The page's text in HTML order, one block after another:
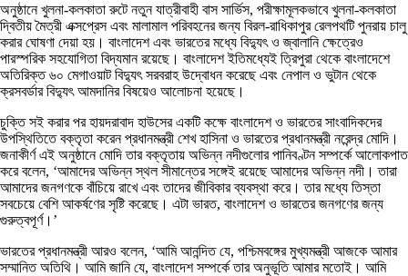
অনুষ্ঠানে খুলনা-কলকাতা রুটে নতুন যাত্রীবাহী বাস সার্ভিস, পরীক্ষামূলকভাবে খুলনা-কলকাতা
দ্বিতীয় মৈত্রী এক্সপ্রেস এবং মালামাল পরিবহনের জন্য বিরল-রাধিকাপুর রেলপথটি পুনরায় চালু
করার ঘোষণা দেয়া হয়। বাংলাদেশ এবং ভারতের মধ্যে বিদ্যুৎ ও জ্বালানি ক্ষেত্রেও
পারস্পরিক সহযোগিতা বিদ্যমান রয়েছে। বাংলাদেশ ইতিমধ্যেই ত্রিপুরা থেকে বাংলাদেশে
অতিরিক্ত ৬০ মেগাওয়াট বিদ্যুৎ সরবরাহ উদ্বোধন করেছে এবং নেপাল ও ভুটান থেকে
ক্রসবর্ডার বিদ্যুৎ আমদানির বিষয়েও আলোচনা হয়েছে।
চুক্তি সই করার পর হায়দরাবাদ হাউসের একটি কক্ষে বাংলাদেশ ও ভারতের সাংবাদিকদের
উপস্থিতিতে বক্তৃতা করেন প্রধানমন্ত্রী শেখ হাসিনা ও ভারতের প্রধানমন্ত্রী নরেন্দ্র মোদি।
জনাকীর্ণ এই অনুষ্ঠানে মোদি তার বক্তৃতায় অভিন্ন নদীগুলোর পানিবণ্টন সম্পর্কে আলোকপাত
করে বলেন, ‘আমাদের অভিন্ন স্থল সীমান্তের সঙ্গেই রয়েছে আমাদের অভিন্ন নদী। তারা
আমাদের জনগণকে বাঁচিয়ে রাখে এবং তাদের জীবিকার ব্যবস্থা করে। তার মধ্যে তিস্তা
সবচেয়ে বেশি আকর্ষণের সৃষ্টি করেছে। এটা ভারত, বাংলাদেশ ও ভারতের জনগণের জন্য
গুরুত্বপূর্ণ।’
ভারতের প্রধানমন্ত্রী আরও বলেন, ‘আমি আনন্দিত যে, পশ্চিমবঙ্গের মুখ্যমন্ত্রী আজকে আমার
সম্মানিত অতিথি। আমি জানি যে, বাংলাদেশ সম্পর্কে তার অনুভূতি আমার মতোই। আমি